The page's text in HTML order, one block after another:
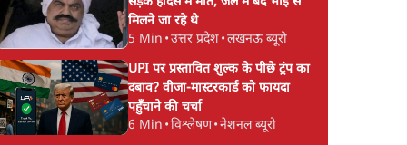
मिलने जा रहे थे
5 Min •उत्तर प्रदेश•लखनऊ ब्यूरो
UPI पर प्रस्तावित शुल्क के पीछे ट्रंप का
दबाव? वीजा-मास्टरकार्ड को फायदा
पहुँचाने की चर्चा
6 Min •विश्लेषण•नेशनल ब्यूरो